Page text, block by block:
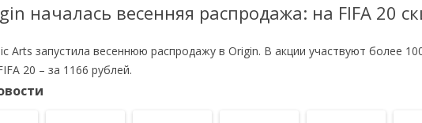
началась весенняя распродажа: на FIFA 20
Arts запустила весеннюю распродажу в Origin. В акции участвуют более
20 – за 1166 рублей.